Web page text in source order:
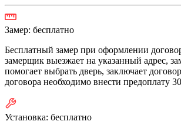
Замер: бесплатно
Бесплатный замер при оформлении
замерщик выезжает на указанный адрес,
помогает выбрать дверь, заключает
договора необходимо внести предоплату
Установка: бесплатно